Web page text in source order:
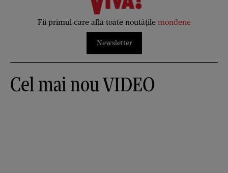
Fii primul care afla toate noutățile mondene
Newsletter
Cel mai nou VIDEO